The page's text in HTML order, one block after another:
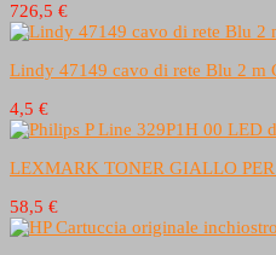
726,5 €
Lindy 47149 cavo di rete Blu 2 m
4,5 €
LEXMARK TONER GIALLO
58,5 €